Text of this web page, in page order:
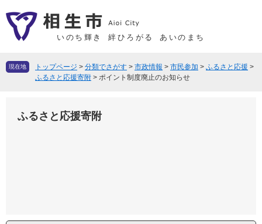
ー
先
ニ
を
いのち輝き 絆ひろがる あいのまち
現在地 トップページ > 分類でさがす > 市政情報 > 市民参加 > ふるさと応援 >
ふるさと応援寄附 > ポイント制度廃止のお知らせ
ふるさと応援寄附